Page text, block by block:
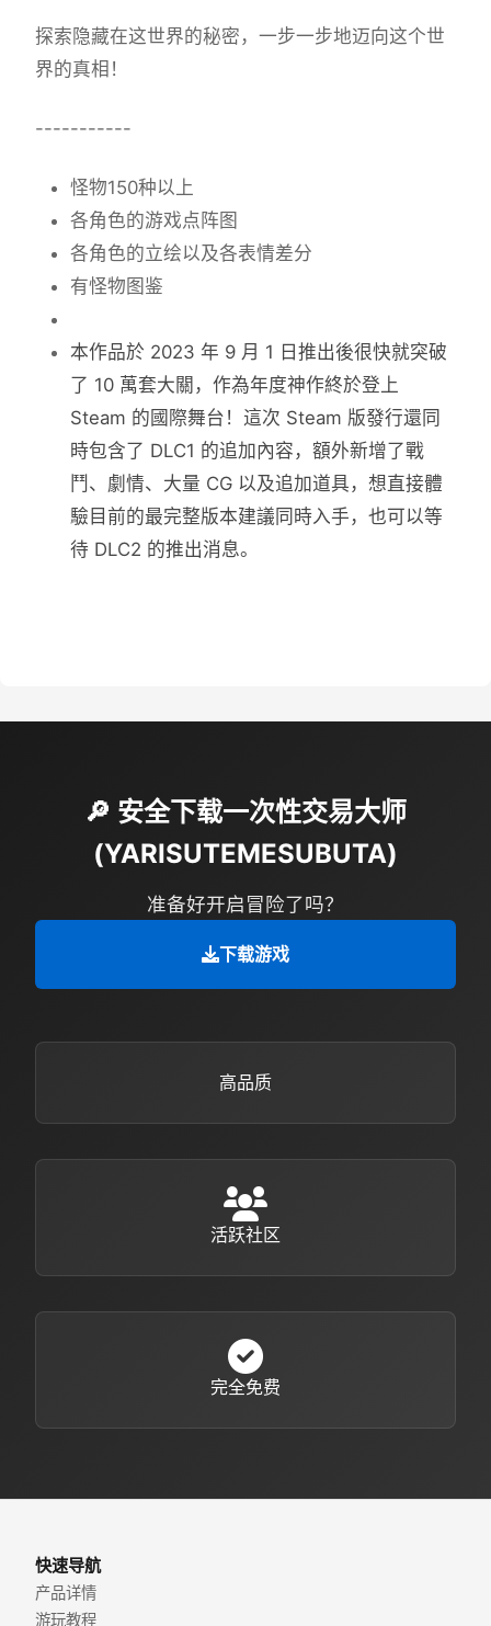
探索隐藏在这世界的秘密，一步一步地迈向这个世
界的真相！
-----------
怪物150种以上
各角色的游戏点阵图
各角色的立绘以及各表情差分
有怪物图鉴
本作品於 2023 年 9 月 1 日推出後很快就突破
了 10 萬套大關，作為年度神作終於登上
Steam 的國際舞台！這次 Steam 版發行還同
時包含了 DLC1 的追加內容，額外新增了戰
鬥、劇情、大量 CG 以及追加道具，想直接體
驗目前的最完整版本建議同時入手，也可以等
待 DLC2 的推出消息。
🔎 安全下载一次性交易大师
(YARISUTEMESUBUTA)
准备好开启冒险了吗？
下载游戏
高品质
活跃社区
完全免费
快速导航
产品详情
游玩教程